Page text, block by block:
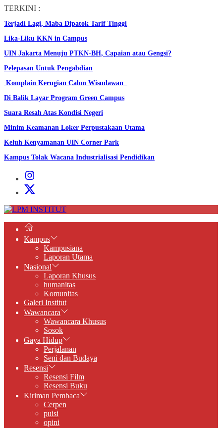
Skip
the
content
TERKINI :
Terjadi Lagi, Maba Dipatok Tarif Tinggi
Lika-Liku KKN in Campus
UIN Jakarta Menuju PTKN-BH, Capaian atau Gengsi?
Pelepasan Untuk Pengabdian
Komplain Kerugian Calon Wisudawan
Di Balik Layar Program Green Campus
Suara Resah Atas Kondisi Negeri
Minim Keamanan Loker Perpustakaan Utama
Keluh Kenyamanan UIN Corner Park
Kampus Tolak Wacana Industrialisasi Pendidikan
Instagram
Institut
X
Institut
LPM
Kampus
Kampusiana
Laporan Utama
Nasional
Laporan Khusus
humanitas
Komunitas
Galeri Institut
Wawancara
Wawancara Khusus
Sosok
Gaya Hidup
Perjalanan
Seni dan Budaya
Resensi
Resensi Film
Resensi Buku
Kiriman Pembaca
Cerpen
puisi
opini